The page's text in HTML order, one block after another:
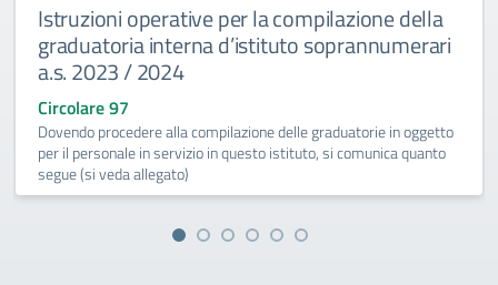
Istruzioni operative per la compilazione della
graduatoria interna d’istituto soprannumerari
a.s. 2023 / 2024
Circolare 97
Dovendo procedere alla compilazione delle graduatorie in oggetto
per il personale in servizio in questo istituto, si comunica quanto
segue (si veda allegato)